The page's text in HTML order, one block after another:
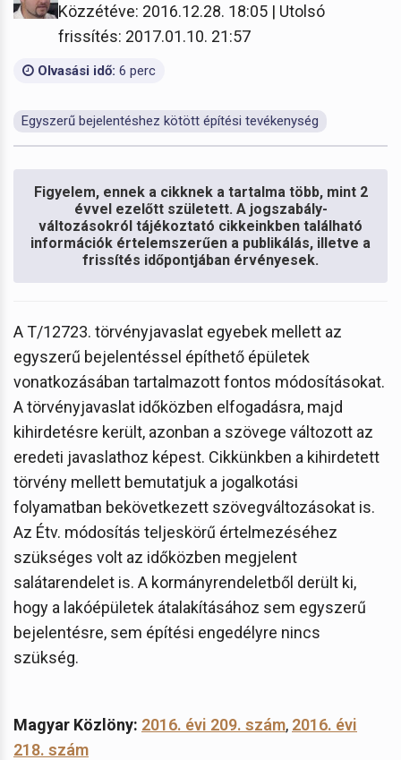
Közzétéve: 2016.12.28. 18:05 | Utolsó
frissítés: 2017.01.10. 21:57
Olvasási idő: 6 perc
Egyszerű bejelentéshez kötött építési tevékenység
Figyelem, ennek a cikknek a tartalma több, mint 2
évvel ezelőtt született. A jogszabály-
változásokról tájékoztató cikkeinkben található
információk értelemszerűen a publikálás, illetve a
frissítés időpontjában érvényesek.
A T/12723. törvényjavaslat egyebek mellett az
egyszerű bejelentéssel építhető épületek
vonatkozásában tartalmazott fontos módosításokat.
A törvényjavaslat időközben elfogadásra, majd
kihirdetésre került, azonban a szövege változott az
eredeti javaslathoz képest. Cikkünkben a kihirdetett
törvény mellett bemutatjuk a jogalkotási
folyamatban bekövetkezett szövegváltozásokat is.
Az Étv. módosítás teljeskörű értelmezéséhez
szükséges volt az időközben megjelent
salátarendelet is. A kormányrendeletből derült ki,
hogy a lakóépületek átalakításához sem egyszerű
bejelentésre, sem építési engedélyre nincs
szükség.
Magyar Közlöny: 2016. évi 209. szám, 2016. évi
218. szám